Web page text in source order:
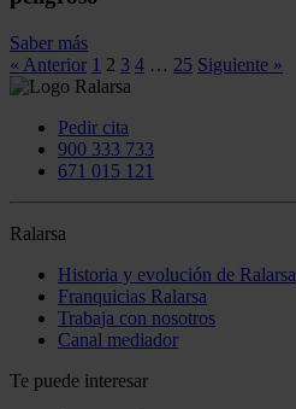
Saber más
« Anterior 1 2 3 4 … 25 Siguiente »
Pedir cita
900 333 733
671 015 121
Ralarsa
Historia y evolución de Ralarsa
Franquicias Ralarsa
Trabaja con nosotros
Canal mediador
Te puede interesar